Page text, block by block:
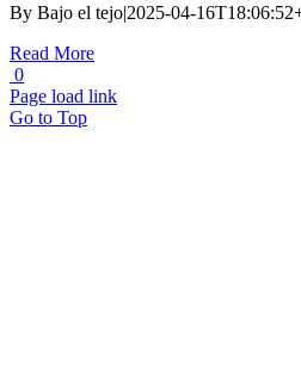
By Bajo el tejo|2025-04-
Read More
0
Page load link
Go to Top